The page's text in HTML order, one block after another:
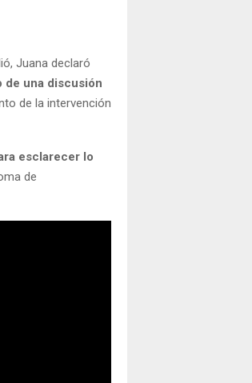
Juana declaró
de una discusión
de la intervención
esclarecer lo
de